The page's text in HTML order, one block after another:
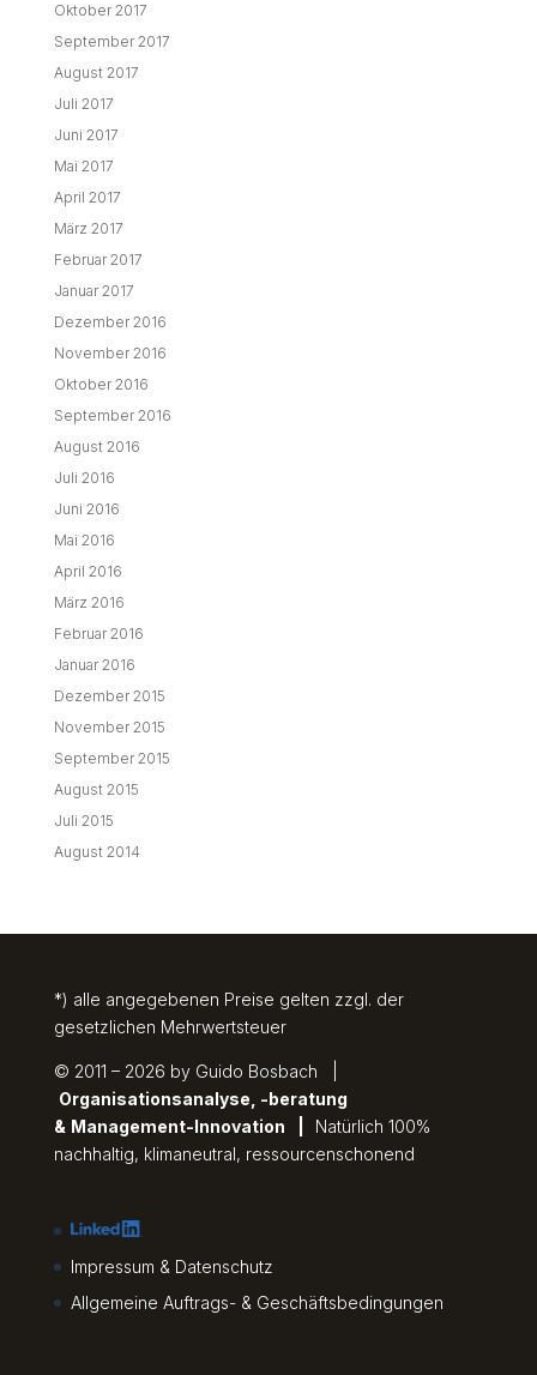
Oktober 2017
September 2017
August 2017
Juli 2017
Juni 2017
Mai 2017
April 2017
März 2017
Februar 2017
Januar 2017
Dezember 2016
November 2016
Oktober 2016
September 2016
August 2016
Juli 2016
Juni 2016
Mai 2016
April 2016
März 2016
Februar 2016
Januar 2016
Dezember 2015
November 2015
September 2015
August 2015
Juli 2015
August 2014
*) alle angegebenen Preise gelten zzgl. der
gesetzlichen Mehrwertsteuer
© 2011 – 2026 by Guido Bosbach |
Organisationsanalyse, -beratung
& Management-Innovation
Natürlich 100%
nachhaltig, klimaneutral, ressourcenschonend
Impressum & Datenschutz
Allgemeine Auftrags- & Geschäftsbedingungen